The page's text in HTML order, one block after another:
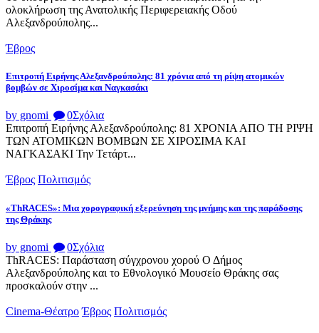
ολοκλήρωση της Ανατολικής Περιφερειακής Οδού
Αλεξανδρούπολης...
Έβρος
Επιτροπή Ειρήνης Αλεξανδρούπολης: 81 χρόνια από τη ρίψη ατομικών
βομβών σε Χιροσίμα και Ναγκασάκι
by gnomi 0Σχόλια
Επιτροπή Ειρήνης Αλεξανδρούπολης: 81 ΧΡΟΝΙΑ ΑΠΟ ΤΗ ΡΙΨΗ
ΤΩΝ ΑΤΟΜΙΚΩΝ ΒΟΜΒΩΝ ΣΕ ΧΙΡΟΣΙΜΑ ΚΑΙ
ΝΑΓΚΑΣΑΚΙ Την Τετάρτ...
Έβρος Πολιτισμός
«ThRACES»: Μια χορογραφική εξερεύνηση της μνήμης και της παράδοσης
της Θράκης
by gnomi 0Σχόλια
ThRACES: Παράσταση σύγχρονου χορού Ο Δήμος
Αλεξανδρούπολης και το Εθνολογικό Μουσείο Θράκης σας
προσκαλούν στην ...
Cinema-Θέατρο Έβρος Πολιτισμός